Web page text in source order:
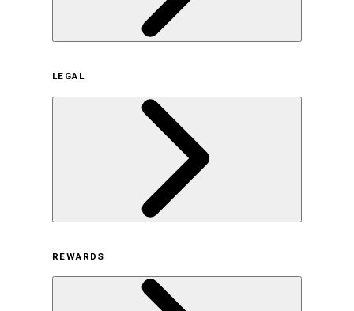
サステナビリティの取り組み（日本）
サステナビリティの取り組み（米国/英語）
ヒストリー
採用情報
LEGAL
オンラインストア利用規約
プライバシーポリシー
特定商取引法に基づく表示
REWARDS